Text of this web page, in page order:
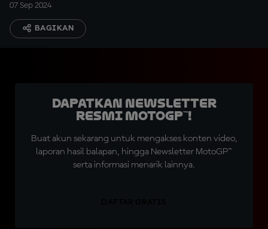
07 Sep 2024
BAGIKAN
Dapatkan Newsletter
Resmi MotoGP™!
Buat akun sekarang untuk mengakses konten video,
laporan hasil balapan, hingga Newsletter MotoGP™
serta informasi menarik lainnya.